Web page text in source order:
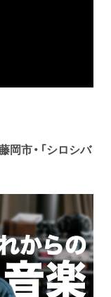
市・「シロシバ